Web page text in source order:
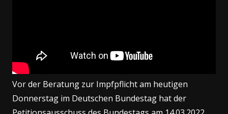
Vor der Beratung zur Impfpflicht am heutigen
Donnerstag im Deutschen Bundestag hat der